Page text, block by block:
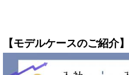
【モデルケースのご紹介】